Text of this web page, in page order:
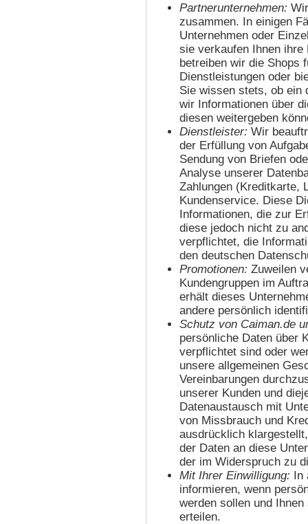
Partnerunternehmen:
zusammen. In einigen
Unternehmen oder
sie verkaufen Ihnen ihre
betreiben wir die Shops
Dienstleistungen oder
Sie wissen stets, ob ein
wir Informationen über
diesen weitergeben
Dienstleister: Wir
der Erfüllung von
Sendung von Briefen
Analyse unserer
Zahlungen (Kreditkarte,
Kundenservice. Diese
Informationen, die zur
diese jedoch nicht zu
verpflichtet, die
den deutschen
Promotionen: Zuweilen
Kundengruppen im
erhält dieses
andere persönlich
Schutz von Caiman.de
persönliche Daten über
verpflichtet sind oder
unsere allgemeinen
Vereinbarungen
unserer Kunden und
Datenaustausch mit
von Missbrauch und
ausdrücklich
der Daten an diese
der im Widerspruch zu
Mit Ihrer Einwilligung: In
informieren, wenn
werden sollen und
erteilen.